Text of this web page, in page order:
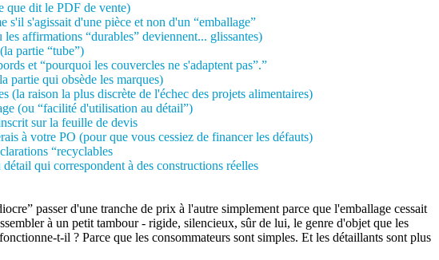
que dit le PDF de vente)
s'il s'agissait d'une pièce et non d'un “emballage”
affirmations “durables” deviennent... glissantes)
partie “tube”)
et “pourquoi les couvercles ne s'adaptent pas”.”
partie qui obsède les marques)
(la raison la plus discrète de l'échec des projets alimentaires)
(ou “facilité d'utilisation au détail”)
sur la feuille de devis
à votre PO (pour que vous cessiez de financer les défauts)
“recyclables
qui correspondent à des constructions réelles
passer d'une tranche de prix à l'autre simplement parce que l'emballage cessait
à un petit tambour - rigide, silencieux, sûr de lui, le genre d'objet que les
t-il ? Parce que les consommateurs sont simples. Et les détaillants sont plus